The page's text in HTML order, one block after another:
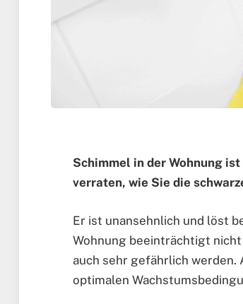
Schimmel in der Wohnung
verraten, wie Sie die
Er ist unansehnlich und löst
Wohnung beeinträchtigt nicht
auch sehr gefährlich werden.
optimalen